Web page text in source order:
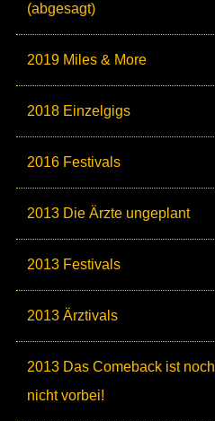
(abgesagt)
2019 Miles & More
2018 Einzelgigs
2016 Festivals
2013 Die Ärzte ungeplant
2013 Festivals
2013 Ärztivals
2013 Das Comeback ist noch
nicht vorbei!